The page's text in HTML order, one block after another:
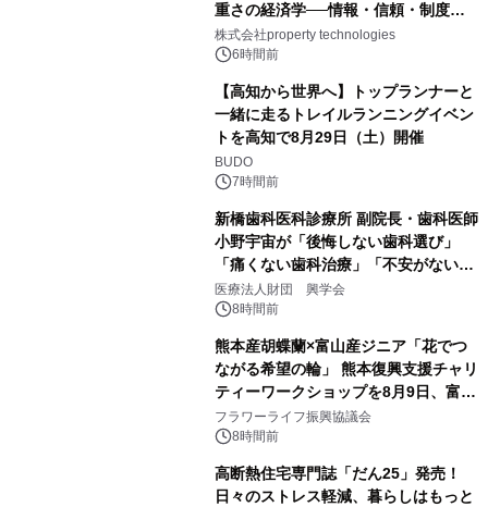
重さの経済学──情報・信頼・制度を
PropTechはどう組み替えるか）｜
PropTech-Lab
株式会社property technologies
6時間前
【高知から世界へ】トップランナーと
一緒に走るトレイルランニングイベン
トを高知で8月29日（土）開催
BUDO
7時間前
新橋歯科医科診療所 副院長・歯科医師
小野宇宙が「後悔しない歯科選び」
「痛くない歯科治療」「不安がない治
療計画」をテーマに専門監修
医療法人財団 興学会
8時間前
熊本産胡蝶蘭×富山産ジニア「花でつ
ながる希望の輪」 熊本復興支援チャリ
ティーワークショップを8月9日、富
山・射水で開催
フラワーライフ振興協議会
8時間前
高断熱住宅専門誌「だん25」発売！
日々のストレス軽減、暮らしはもっと